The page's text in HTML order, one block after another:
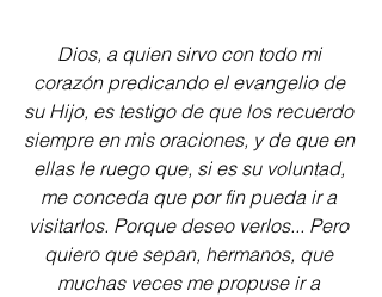
Dios, a quien sirvo con todo mi
corazón predicando el evangelio de
su Hijo, es testigo de que los recuerdo
siempre en mis oraciones, y de que en
ellas le ruego que, si es su voluntad,
me conceda que por fin pueda ir a
visitarlos. Porque deseo verlos... Pero
quiero que sepan, hermanos, que
muchas veces me propuse ir a